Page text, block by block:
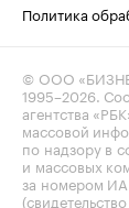
Политика
© ООО
1995–2026 .
агентства
массовой
по надзору в
и массовых
за номером